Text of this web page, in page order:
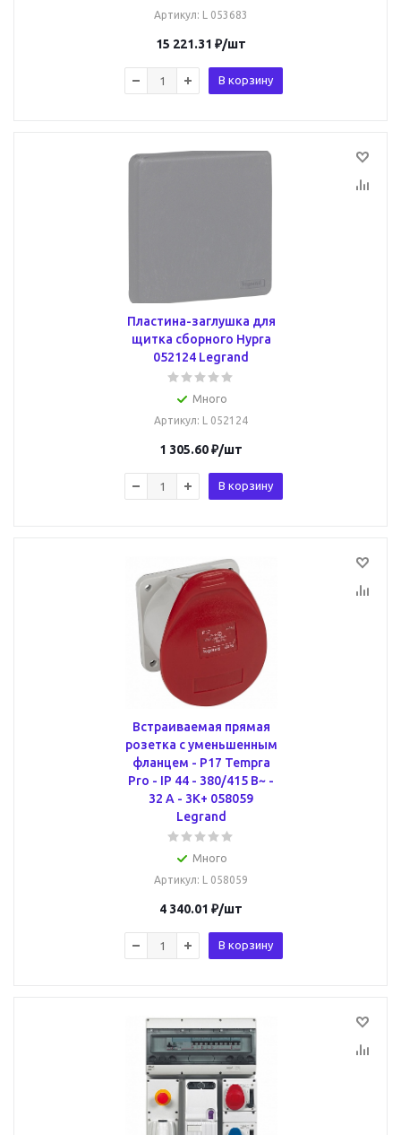
Артикул: L 053683
15 221.31 ₽/шт
В корзину
Пластина-заглушка для
щитка сборного Hypra
052124 Legrand
Много
Артикул: L 052124
1 305.60₽/шт
В корзину
Встраиваемая прямая
розетка с уменьшенным
фланцем - P17 Tempra
Pro - IP 44 - 380/415 В~ -
32 A - 3К+ 058059
Legrand
Много
Артикул: L 058059
4 340.01 ₽/шт
В корзину